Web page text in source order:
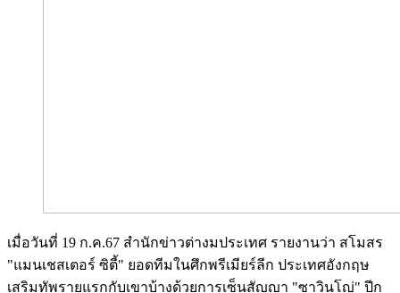
เมื่อวันที่ 19 ก.ค.67 สำนักข่าวต่างมประเทศ รายงานว่า สโมสร
"แมนเชสเตอร์ ซิตี้" ยอดทีมในศึกพรีเมียร์ลีก ประเทศอังกฤษ
เสริมทัพรายแรกกับเขาบ้างด้วยการเซ็นสัญญา "ซาวินโญ่" ปีก